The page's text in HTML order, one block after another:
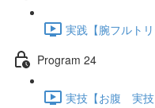
実践【腕フルト
Program 24
実技【お腹 実技